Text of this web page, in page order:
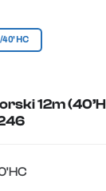
40'HC
12m